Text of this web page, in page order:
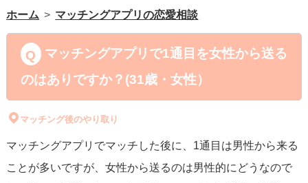
ホーム マッチングアプリの恋愛相談
マッチングアプリで1通目を女性から送る
のはありですか？(31歳・女性）
マッチング後のやり取り
マッチングアプリでマッチした後に、1通目は男性から来る
ことが多いですが、女性から送るのは男性的にどうなので